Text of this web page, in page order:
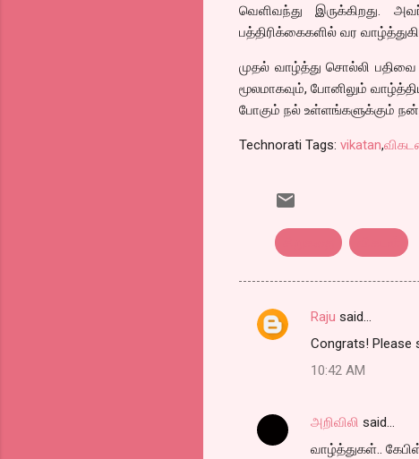
வெளிவந்து இருக்கிறது.
பத்திரிக்கைகளில் வர
முதல் வாழ்த்து சொல்லி பதிவை
மூலமாகவும், போனிலும்
போகும் நல் உள்ளங்களுக்கும்
Technorati Tags: vikatan,
C
e
Raju said…
Congrats! Please
10:42 AM
அறிவிலி said…
வாழ்த்துகள்..